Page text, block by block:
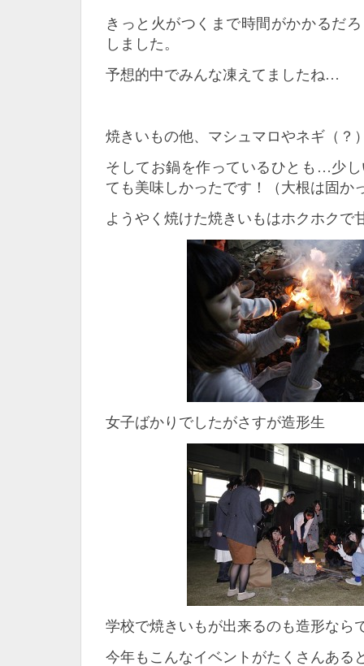
きっと火がつくまで時間がかかるだ
しました。
予想的中でみんな凍えてましたね…
焼きいもの他、マシュマロやネギ（？
そしてお鍋を作っているひとも…少
ても美味しかったです！（大根は固か
ようやく焼けた焼きいもはホクホクで
女子ばかりでしたがさすが造形生
学校で焼きいもが出来るのも造形なら
今年もこんなイベントがたくさんある